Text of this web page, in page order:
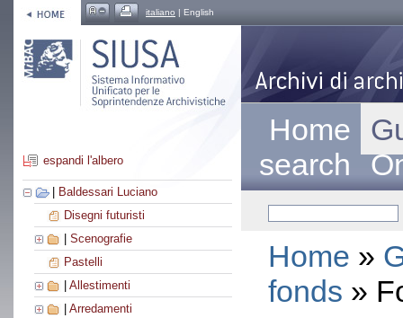
italiano | English
espandi l'albero
Baldessari Luciano
Disegni futuristi
Scenografie
Pastelli
Allestimenti
Arredamenti
Home
search
Home »
fonds »